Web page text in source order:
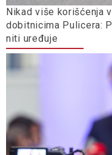
Nikad više korišćenja
dobitnicima Pulicera:
niti uređuje